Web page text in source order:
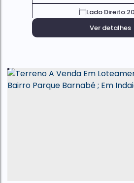
Lado Direito:
Ver detalhes